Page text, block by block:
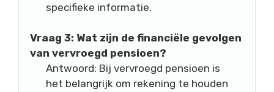
specifieke informatie.
Vraag 3: Wat zijn de financiële gevolgen
van vervroegd pensioen?
Antwoord: Bij vervroegd pensioen is
het belangrijk om rekening te houden